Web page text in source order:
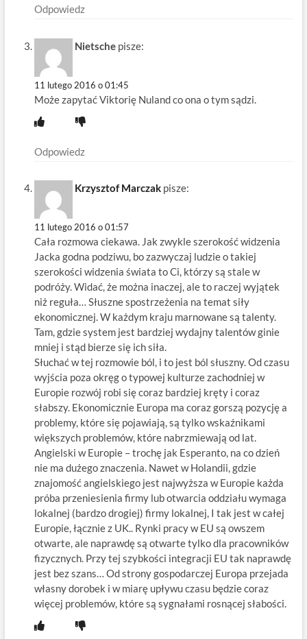
Odpowiedz
Nietsche pisze:
11 lutego 2016 o 01:45
Może zapytać Viktorię Nuland co ona o tym sądzi.
Odpowiedz
Krzysztof Marczak pisze:
11 lutego 2016 o 01:57
Cała rozmowa ciekawa. Jak zwykle szerokość widzenia
Jacka godna podziwu, bo zazwyczaj ludzie o takiej
szerokości widzenia świata to Ci, którzy są stale w
podróży. Widać, że można inaczej, ale to raczej wyjątek
niż reguła… Słuszne spostrzeżenia na temat siły
ekonomicznej. W każdym kraju marnowane są talenty.
Tam, gdzie system jest bardziej wydajny talentów ginie
mniej i stąd bierze się ich siła.
Słuchać w tej rozmowie ból, i to jest ból słuszny. Od czasu
wyjścia poza okręg o typowej kulturze zachodniej w
Europie rozwój robi się coraz bardziej kręty i coraz
słabszy. Ekonomicznie Europa ma coraz gorszą pozycję a
problemy, które się pojawiają, są tylko wskaźnikami
większych problemów, które nabrzmiewają od lat.
Angielski w Europie – trochę jak Esperanto, na co dzień
nie ma dużego znaczenia. Nawet w Holandii, gdzie
znajomość angielskiego jest najwyższa w Europie każda
próba przeniesienia firmy lub otwarcia oddziału wymaga
lokalnej (bardzo drogiej) firmy lokalnej, I tak jest w całej
Europie, łącznie z UK.. Rynki pracy w EU są owszem
otwarte, ale naprawdę są otwarte tylko dla pracowników
fizycznych. Przy tej szybkości integracji EU tak naprawdę
jest bez szans… Od strony gospodarczej Europa przejada
własny dorobek i w miarę upływu czasu będzie coraz
więcej problemów, które są sygnałami rosnącej słabości.